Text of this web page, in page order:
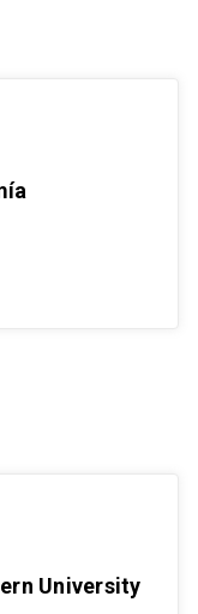
University